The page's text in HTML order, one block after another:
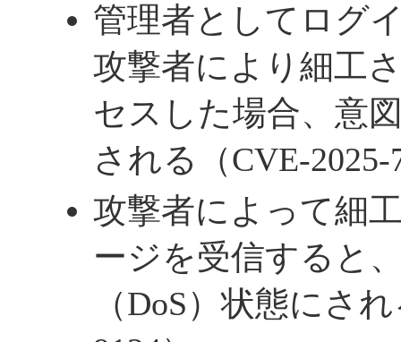
管理者としてログ
攻撃者により細工
セスした場合、意
される（CVE-2025-
攻撃者によって細
ージを受信すると
（DoS）状態にさ